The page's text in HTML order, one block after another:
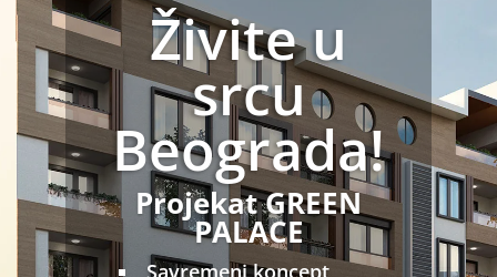
Živite u
srcu
Beograda!
Projekat GREEN
PALACE
Savremeni koncept